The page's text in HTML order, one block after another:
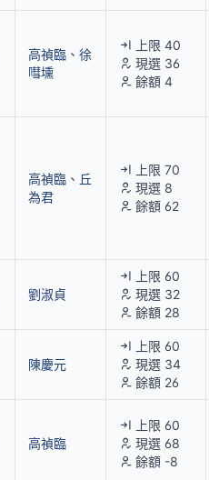
高禎臨、 徐
嘒壎
上限 40
現選 36
餘額 4
高禎臨、 丘
為君
上限 70
現選 8
餘額 62
劉淑貞
上限 60
現選 32
餘額 28
陳慶元
上限 60
現選 34
餘額 26
高禎臨
上限 60
現選 68
餘額 -8